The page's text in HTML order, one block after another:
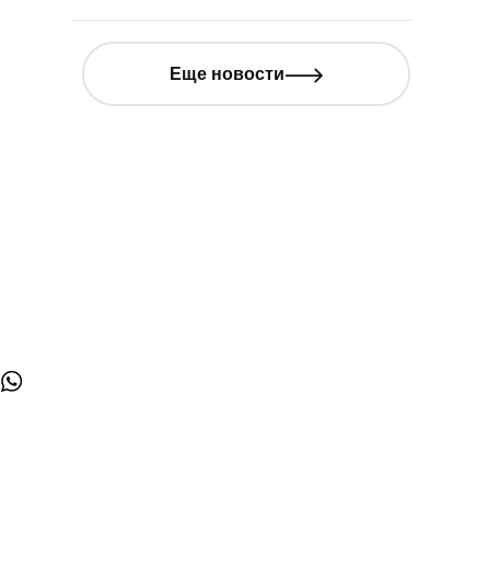
Еще новости